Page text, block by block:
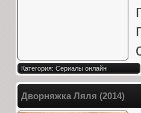
Категория: Сериалы онлайн
Дворняжка Ляля (2014)